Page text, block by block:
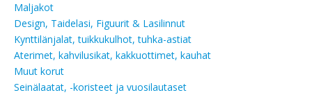
Maljakot
Design, Taidelasi, Figuurit & Lasilinnut
Kynttilänjalat, tuikkukulhot, tuhka-astiat
Aterimet, kahvilusikat, kakkuottimet, kauhat
Muut korut
Seinälaatat, -koristeet ja vuosilautaset